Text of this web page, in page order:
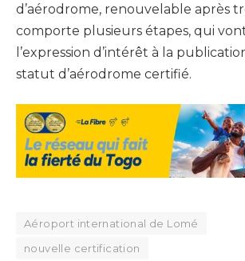
d’aérodrome, renouvelable après
comporte plusieurs étapes, qui
l’expression d’intérêt à la
statut d’aérodrome certifié.
Aéroport international de Lomé
nouvelle certification